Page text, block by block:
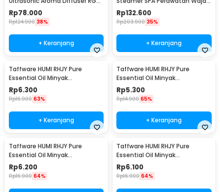
1L - KS-600
Rp78.000
Rp124.900 38%
+ Keranjang
- 618
Rp132.600
Rp203.900 35%
+ Keranjang
Taffware HUMI RHJY Pure
Essential Oil Minyak
Aromatherapy 10ml Jasmine -
RH-15
Rp6.300
Rp16.900 63%
+ Keranjang
Taffware HUMI RHJY Pure
Essential Oil Minyak
Aromatherapy 10ml Lavender -
RH-15
Rp5.300
Rp14.900 65%
+ Keranjang
Taffware HUMI RHJY Pure
Essential Oil Minyak
Aromatherapy 10ml Rose - RH-
15
Rp6.200
Rp16.900 64%
Taffware HUMI RHJY Pure
Essential Oil Minyak
Aromatherapy 10ml Lemon -
RH-15
Rp6.100
Rp16.900 64%